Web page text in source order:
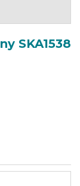
SKA1538